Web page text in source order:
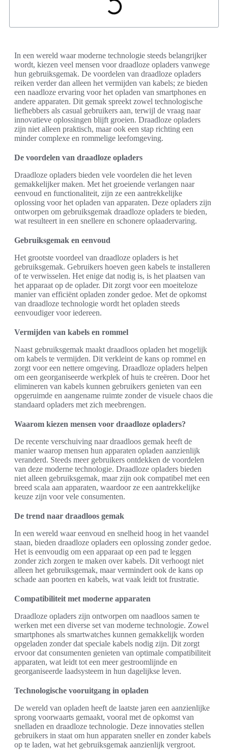
In een wereld waar moderne technologie steeds belangrijker
wordt, kiezen veel mensen voor draadloze opladers vanwege
hun gebruiksgemak. De voordelen van draadloze opladers
reiken verder dan alleen het vermijden van kabels; ze bieden
een naadloze ervaring voor het opladen van smartphones en
andere apparaten. Dit gemak spreekt zowel technologische
liefhebbers als casual gebruikers aan, terwijl de vraag naar
innovatieve oplossingen blijft groeien. Draadloze opladers
zijn niet alleen praktisch, maar ook een stap richting een
minder complexe en rommelige leefomgeving.
De voordelen van draadloze opladers
Draadloze opladers bieden vele voordelen die het leven
gemakkelijker maken. Met het groeiende verlangen naar
eenvoud en functionaliteit, zijn ze een aantrekkelijke
oplossing voor het opladen van apparaten. Deze opladers zijn
ontworpen om gebruiksgemak draadloze opladers te bieden,
wat resulteert in een snellere en schonere oplaadervaring.
Gebruiksgemak en eenvoud
Het grootste voordeel van draadloze opladers is het
gebruiksgemak. Gebruikers hoeven geen kabels te installeren
of te verwisselen. Het enige dat nodig is, is het plaatsen van
het apparaat op de oplader. Dit zorgt voor een moeiteloze
manier van efficiënt opladen zonder gedoe. Met de opkomst
van draadloze technologie wordt het opladen steeds
eenvoudiger voor iedereen.
Vermijden van kabels en rommel
Naast gebruiksgemak maakt draadloos opladen het mogelijk
om kabels te vermijden. Dit verkleint de kans op rommel en
zorgt voor een nettere omgeving. Draadloze opladers helpen
om een georganiseerde werkplek of huis te creëren. Door het
elimineren van kabels kunnen gebruikers genieten van een
opgeruimde en aangename ruimte zonder de visuele chaos die
standaard opladers met zich meebrengen.
Waarom kiezen mensen voor draadloze opladers?
De recente verschuiving naar draadloos gemak heeft de
manier waarop mensen hun apparaten opladen aanzienlijk
veranderd. Steeds meer gebruikers ontdekken de voordelen
van deze moderne technologie. Draadloze opladers bieden
niet alleen gebruiksgemak, maar zijn ook compatibel met een
breed scala aan apparaten, waardoor ze een aantrekkelijke
keuze zijn voor vele consumenten.
De trend naar draadloos gemak
In een wereld waar eenvoud en snelheid hoog in het vaandel
staan, bieden draadloze opladers een oplossing zonder gedoe.
Het is eenvoudig om een apparaat op een pad te leggen
zonder zich zorgen te maken over kabels. Dit verhoogt niet
alleen het gebruiksgemak, maar vermindert ook de kans op
schade aan poorten en kabels, wat vaak leidt tot frustratie.
Compatibiliteit met moderne apparaten
Draadloze opladers zijn ontworpen om naadloos samen te
werken met een diverse set van moderne technologie. Zowel
smartphones als smartwatches kunnen gemakkelijk worden
opgeladen zonder dat speciale kabels nodig zijn. Dit zorgt
ervoor dat consumenten genieten van optimale compatibiliteit
apparaten, wat leidt tot een meer gestroomlijnde en
georganiseerde laadsysteem in hun dagelijkse leven.
Technologische vooruitgang in opladen
De wereld van opladen heeft de laatste jaren een aanzienlijke
sprong voorwaarts gemaakt, vooral met de opkomst van
snelladen en draadloze technologie. Deze innovaties stellen
gebruikers in staat om hun apparaten sneller en zonder kabels
op te laden, wat het gebruiksgemak aanzienlijk vergroot.